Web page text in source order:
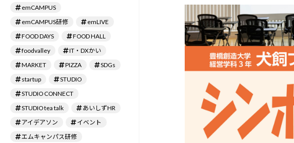
emCAMPUS
emCAMPUS研修
emLIVE
FOOD DAYS
FOOD HALL
foodvalley
IT・DXかい
MARKET
PIZZA
SDGs
startup
STUDIO
STUDIO CONNECT
STUDIO tea talk
あいしずHR
アイデアソン
イベント
エムキャンパス研修